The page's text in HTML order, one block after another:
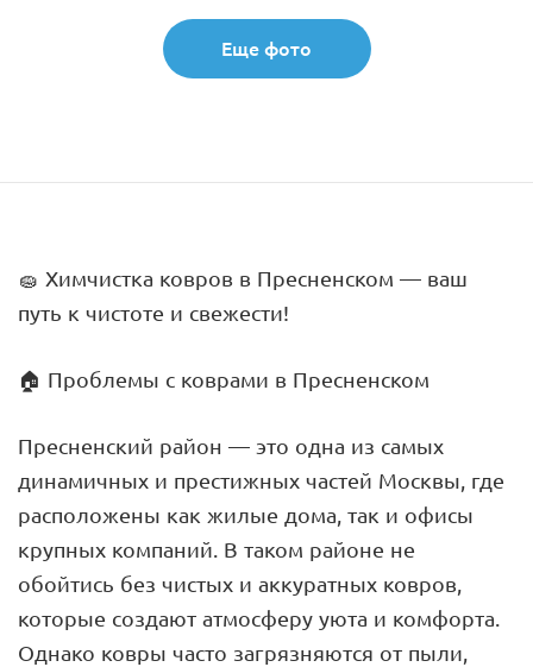
Еще фото
🧽 Химчистка ковров в Пресненском — ваш
путь к чистоте и свежести!
🏠 Проблемы с коврами в Пресненском
Пресненский район — это одна из самых
динамичных и престижных частей Москвы, где
расположены как жилые дома, так и офисы
крупных компаний. В таком районе не
обойтись без чистых и аккуратных ковров,
которые создают атмосферу уюта и комфорта.
Однако ковры часто загрязняются от пыли,